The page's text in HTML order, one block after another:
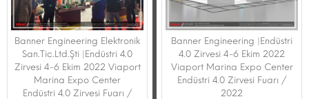
Banner Engineering Elektronik
San.Tic.Ltd.Şti |Endüstri 4.0
Zirvesi 4-6 Ekim 2022 Viaport
Marina Expo Center
Endüstri 4.0 Zirvesi Fuarı /
Banner Engineering |Endüstri
4.0 Zirvesi 4-6 Ekim 2022
Viaport Marina Expo Center
Endüstri 4.0 Zirvesi Fuarı /
2022